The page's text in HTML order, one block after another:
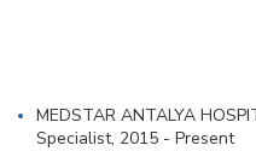
MEDSTAR ANTALYA
Specialist, 2015 - Present